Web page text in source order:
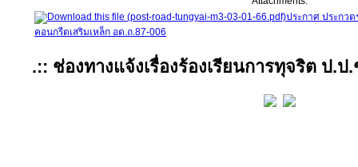
ประกาศ ประกว
คอนกรีตเสริมเหล็ก อด.ถ.87-006
.:: ช่องทางแจ้งเรื่องร้องเรียนการทุจริต ป.